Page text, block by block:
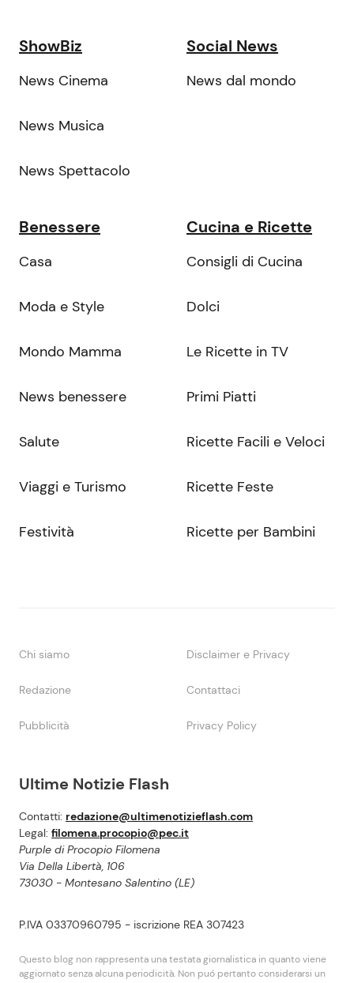
Ultime Notizie Flash
Contatti: redazione@ultimenotizieflash.com
Legal: filomena.procopio@pec.it
Purple di Procopio Filomena
Via Della Libertà, 106
73030 - Montesano Salentino (LE)
P.IVA 03370960795 - iscrizione REA 307423
Questo blog non rappresenta una testata giornalistica in quanto viene
aggiornato senza alcuna periodicità. Non puó pertanto considerarsi un
ShowBiz
News Cinema
News Musica
News Spettacolo
Social News
News dal mondo
Benessere
Casa
Moda e Style
Mondo Mamma
News benessere
Salute
Viaggi e Turismo
Festività
Cucina e Ricette
Consigli di Cucina
Dolci
Le Ricette in TV
Primi Piatti
Ricette Facili e Veloci
Ricette Feste
Ricette per Bambini
Chi siamo Disclaimer e Privacy
Redazione Contattaci
Pubblicità Privacy Policy